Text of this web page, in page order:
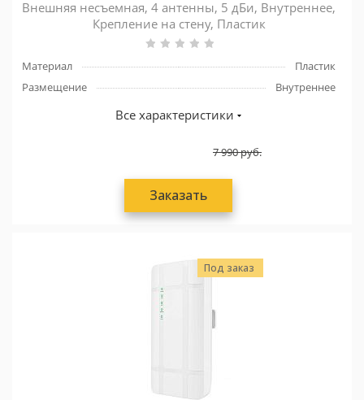
Внешняя несъемная, 4 антенны, 5 дБи, Внутреннее,
Крепление на стену, Пластик
Материал
Пластик
Размещение
Внутреннее
Все характеристики
7 990руб.
Заказать
Под заказ